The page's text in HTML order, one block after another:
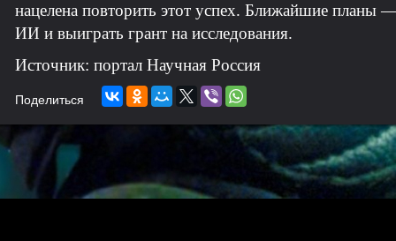
нацелена повторить этот успех. Ближайшие планы
ИИ и выиграть грант на исследования.
Источник: портал Научная Россия
Поделиться